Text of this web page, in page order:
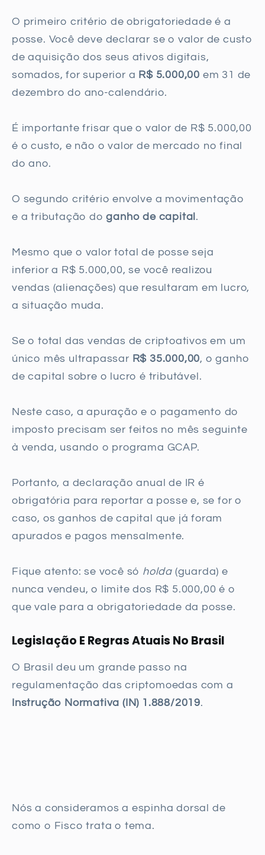
O primeiro critério de obrigatoriedade é a
posse. Você deve declarar se o valor de custo
de aquisição dos seus ativos digitais,
somados, for superior a R$ 5.000,00 em 31 de
dezembro do ano-calendário.
É importante frisar que o valor de R$ 5.000,00
é o custo, e não o valor de mercado no final
do ano.
O segundo critério envolve a movimentação
e a tributação doganho de capital .
Mesmo que o valor total de posse seja
inferior a R$ 5.000,00, se você realizou
vendas (alienações) que resultaram em lucro,
a situação muda.
Se o total das vendas de criptoativos em um
único mês ultrapassar R$ 35.000,00, o ganho
de capital sobre o lucro é tributável.
Neste caso, a apuração e o pagamento do
imposto precisam ser feitos no mês seguinte
à venda, usando o programa GCAP.
Portanto, a declaração anual de IR é
obrigatória para reportar a posse e, se for o
caso, os ganhos de capital que já foram
apurados e pagos mensalmente.
Fique atento: se você só holda (guarda) e
nunca vendeu, o limite dos R$ 5.000,00 é o
que vale para a obrigatoriedade da posse.
Legislação E Regras Atuais No Brasil
O Brasil deu um grande passo na
regulamentação das criptomoedas com a
Instrução Normativa (IN) 1.888/2019.
Nós a consideramos a espinha dorsal de
como o Fisco trata o tema.